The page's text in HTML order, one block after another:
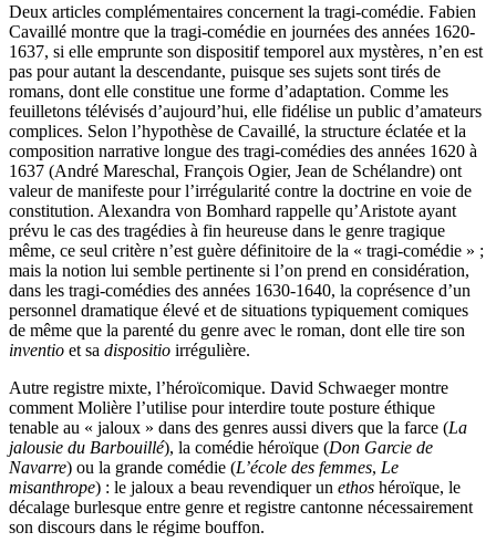
Deux articles complémentaires concernent la tragi-comédie. Fabien
Cavaillé montre que la tragi-comédie en journées des années 1620-
1637, si elle emprunte son dispositif temporel aux mystères, n’en est
pas pour autant la descendante, puisque ses sujets sont tirés de
romans, dont elle constitue une forme d’adaptation. Comme les
feuilletons télévisés d’aujourd’hui, elle fidélise un public d’amateurs
complices. Selon l’hypothèse de Cavaillé, la structure éclatée et la
composition narrative longue des tragi-comédies des années 1620 à
1637 (André Mareschal, François Ogier, Jean de Schélandre) ont
valeur de manifeste pour l’irrégularité contre la doctrine en voie de
constitution. Alexandra von Bomhard rappelle qu’Aristote ayant
prévu le cas des tragédies à fin heureuse dans le genre tragique
même, ce seul critère n’est guère définitoire de la « tragi-comédie » ;
mais la notion lui semble pertinente si l’on prend en considération,
dans les tragi-comédies des années 1630-1640, la coprésence d’un
personnel dramatique élevé et de situations typiquement comiques
de même que la parenté du genre avec le roman, dont elle tire son
inventio et sa dispositio irrégulière.
Autre registre mixte, l’héroïcomique. David Schwaeger montre
comment Molière l’utilise pour interdire toute posture éthique
tenable au « jaloux » dans des genres aussi divers que la farce (La
jalousie du Barbouillé), la comédie héroïque (Don Garcie de
Navarre) ou la grande comédie (L’école des femmes, Le
misanthrope) : le jaloux a beau revendiquer un ethos héroïque, le
décalage burlesque entre genre et registre cantonne nécessairement
son discours dans le régime bouffon.